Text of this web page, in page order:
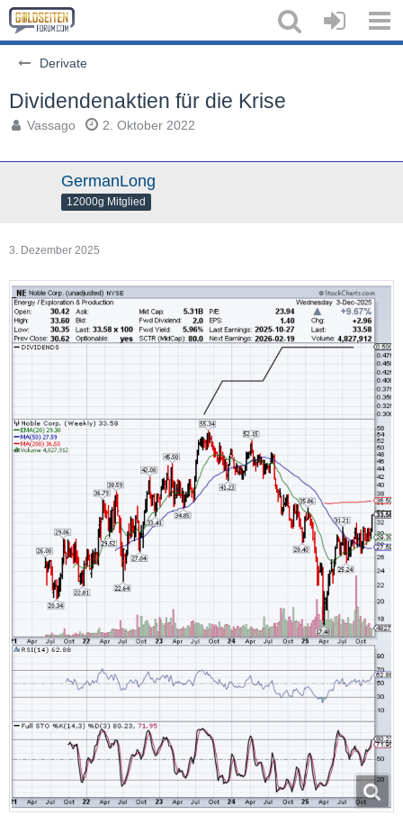
Derivate
Dividendenaktien für die Krise
Vassago 2. Oktober 2022
GermanLong
12000g Mitglied
3. Dezember 2025